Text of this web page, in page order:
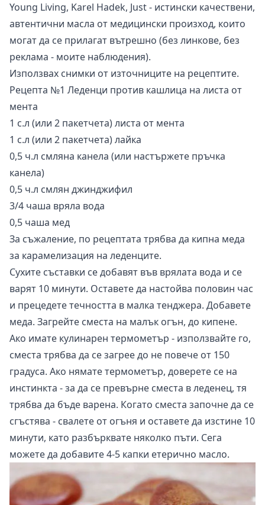
Young Living, Karel Hadek, Just - истински качествени,
автентични масла от медицински произход, които
могат да се прилагат вътрешно (без линкове, без
реклама - моите наблюдения).
Използвах снимки от източниците на рецептите.
Рецепта №1 Леденци против кашлица на листа от
мента
1 с.л (или 2 пакетчета) листа от мента
1 с.л (или 2 пакетчета) лайка
0,5 ч.л смляна канела (или настържете пръчка
канела)
0,5 ч.л смлян джинджифил
3/4 чаша вряла вода
0,5 чаша мед
За съжаление, по рецептата трябва да кипна меда
за карамелизация на леденците.
Сухите съставки се добавят във врялата вода и се
варят 10 минути. Оставете да настойва половин час
и прецедете течността в малка тенджера. Добавете
меда. Загрейте сместа на малък огън, до кипене.
Ако имате кулинарен термометър - използвайте го,
сместа трябва да се загрее до не повече от 150
градуса. Ако нямате термометър, доверете се на
инстинкта - за да се превърне сместа в леденец, тя
трябва да бъде варена. Когато сместа започне да се
сгъстява - свалете от огъня и оставете да изстине 10
минути, като разбърквате няколко пъти. Сега
можете да добавите 4-5 капки етерично масло.